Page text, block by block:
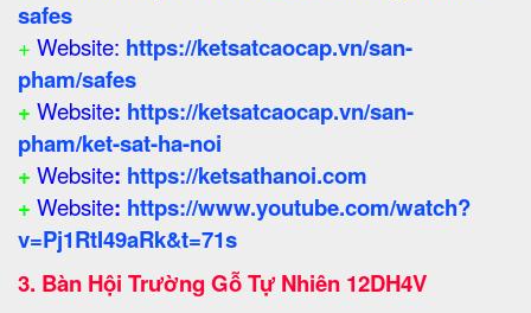
safes
+ Website: https://ketsatcaocap.vn/san-
pham/safes
+ Website: https://ketsatcaocap.vn/san-
pham/ket-sat-ha-noi
+ Website: https://ketsathanoi.com
+ Website: https://www.youtube.com/watch?
v=Pj1RtI49aRk&t=71s
3. Bàn Hội Trường Gỗ Tự Nhiên 12DH4V